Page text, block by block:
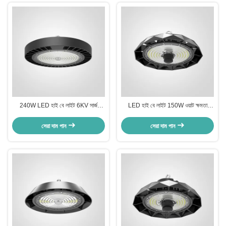
240W LED হাই বে লাইট 6KV সার্জ
সেরা দাম পান
LED হাই বে লাইট 150W ওয়াট ক্ষমতা
পাউডার লেপ সহ
সেরা দাম পান